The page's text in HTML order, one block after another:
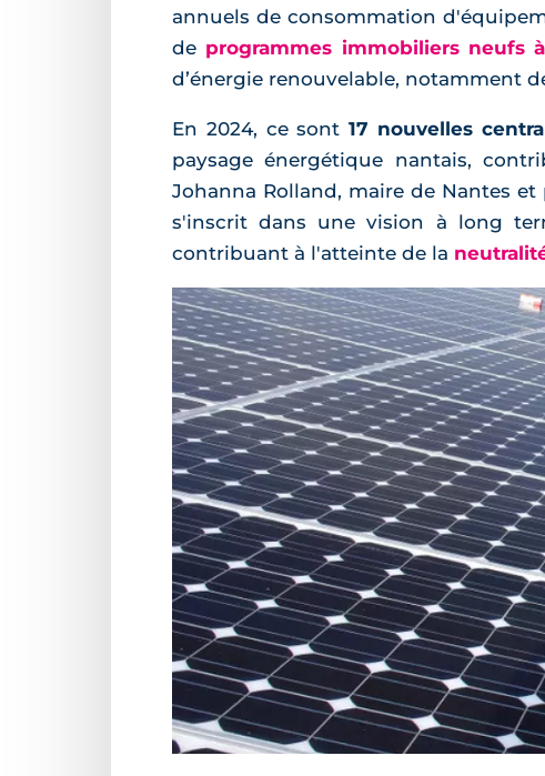
annuels de consommation
de programmes immobiliers neufs
d’énergie renouvelable, notamment
En 2024, ce sont17 nouvelles
paysage énergétique nantais,
Johanna Rolland, maire de Nantes
s'inscrit dans une vision à long
contribuant à l'atteinte de la